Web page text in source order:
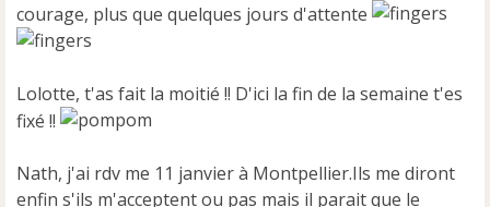
courage, plus que quelques jours d'attente
Lolotte, t'as fait la moitié !! D'ici la fin de la semaine t'es
fixé !!
Nath, j'ai rdv me 11 janvier à Montpellier.Ils me diront
enfin s'ils m'acceptent ou pas mais il parait que le